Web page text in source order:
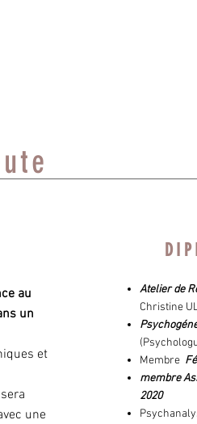
au
un
et
une
Atelier de
Christine
Membre
membre
2020